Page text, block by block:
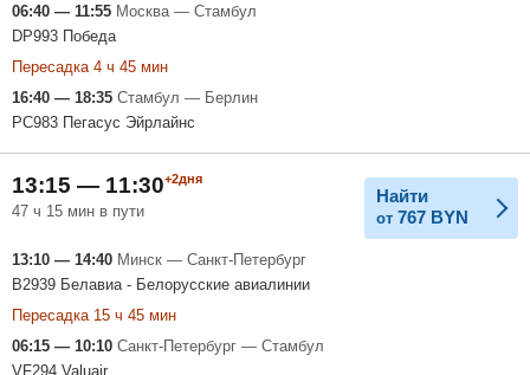
06:40 — 11:55 Москва — Стамбул
DP993 Победа
Пересадка 4 ч 45 мин
16:40 — 18:35 Стамбул — Берлин
PC983 Пегасус Эйрлайнс
13:15 — 11:30+2дня
47 ч 15 мин в пути
Найти
от 767 BYN
13:10 — 14:40 Минск — Санкт-Петербург
B2939 Белавиа - Белорусские авиалинии
Пересадка 15 ч 45 мин
06:15 — 10:10 Санкт-Петербург — Стамбул
VF294 Valuair